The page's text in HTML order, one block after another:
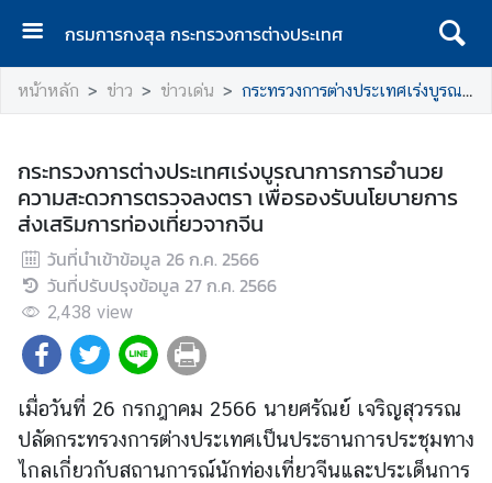
กรมการกงสุล กระทรวงการต่างประเทศ
ห
น้
ร
ก
ก
ร
ม
ก
า
ก
ง
สุ
หน้าหลัก ข่าว ข่าวเด่น กระทรวงการต่างประเทศเร่งบูรณาการการอำนวยความสะดวการตรวจลงตรา เพื่อรองรับนโยบายการส่งเสริมการท่องเที่ยวจากจีน
กระทรวงการต่างประเทศเร่งบูรณาการการอำนวย
ความสะดวการตรวจลงตรา เพื่อรองรับนโยบายการ
ส่งเสริมการท่องเที่ยวจากจีน
วันที่นำเข้าข้อมูล 26 ก.ค. 2566
วันที่ปรับปรุงข้อมูล 27 ก.ค. 2566
2,438 view
เมื่อวันที่ 26 กรกฎาคม 2566 นายศรัณย์ เจริญสุวรรณ
ปลัดกระทรวงการต่างประเทศเป็นประธานการประชุมทาง
ไกลเกี่ยวกับสถานการณ์นักท่องเที่ยวจีนและประเด็นการ